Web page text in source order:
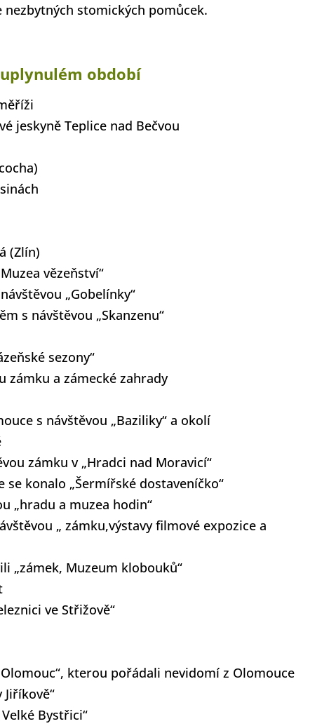
nezbytných stomických pomůcek.
období
jeskyně Teplice nad Bečvou
(Zlín)
vězeňství“
„Gobelínky“
s návštěvou „Skanzenu“
sezony“
zámku a zámecké zahrady
s návštěvou „Baziliky“ a okolí
zámku v „Hradci nad Moravicí“
se konalo „Šermířské dostaveníčko“
„hradu a muzea hodin“
„ zámku,výstavy filmové expozice a
„zámek, Muzeum klobouků“
ve Střižově“
kterou pořádali nevidomí z Olomouce
Bystřici“